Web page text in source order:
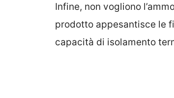
Infine, non vogliono
prodotto appesantisce le
capacità di isolamento